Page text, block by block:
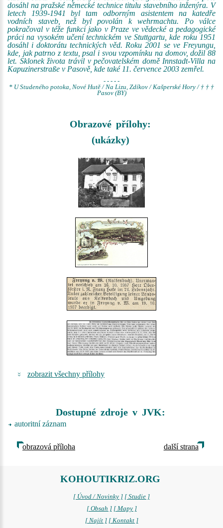
dosáhl na pražské německé technice titulu stavebního inženýra. V
letech 1939-1941 byl tam odborným asistentem na katedře
vodních staveb, než byl povolán k wehrmachtu. Po válce
pokračoval v téže funkci jako v Praze ve vědecké a pedagogické
práci na vysokém učení technickém ve Stuttgartu, kde roku 1951
dosáhl i doktorátu technických věd. Roku 2001 se ve Freyungu,
kde, jak patrno z textu, psal i svou vzpomínku na domov, dožil 88
let. Sklonek života trávil v pečovatelském domě Innstadt-Villa na
Kapuzinerstraße v Pasově, kde také 11. července 2003 zemřel.
- - - - -
* U Studeného potoka, Nové Hutě / Na Lizu, Zdíkov / Kašperské Hory / † † †
Pasov (BY)
Obrazové přílohy:
(ukázky)
zobrazit všechny přílohy
Dostupné zdroje v JVK:
autoritní záznam
obrazová příloha další strana
KOHOUTIKRIZ.ORG
[ Úvod / Novinky ] [ Studie ]
[ Obsah ] [ Mapy ]
[ Najít ] [ Kontakt ]